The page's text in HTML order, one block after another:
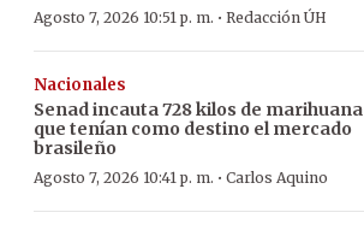
Agosto 7, 2026 10:51 p. m. · Redacción ÚH
Nacionales
Senad incauta 728 kilos de marihuana
que tenían como destino el mercado
brasileño
Agosto 7, 2026 10:41 p. m. · Carlos Aquino